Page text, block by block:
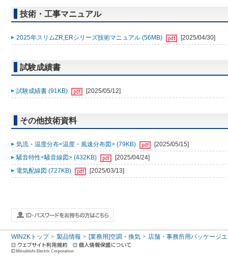
技術・工事マニュアル
2025年スリムZR,ERシリーズ技術マニュアル (56MB) [2025/04/30]
試験成績書
試験成績書 (91KB) [2025/05/12]
その他技術資料
気流・温度分布<温度・風速分布図> (79KB)
[2025/05/15]
騒音特性<騒音線図> (432KB)
[2025/04/24]
電気配線図 (727KB)
[2025/03/13]
WIN2Kトップ 製品情報 [業務用]空調・換気 店舗・事務所用パッケージ